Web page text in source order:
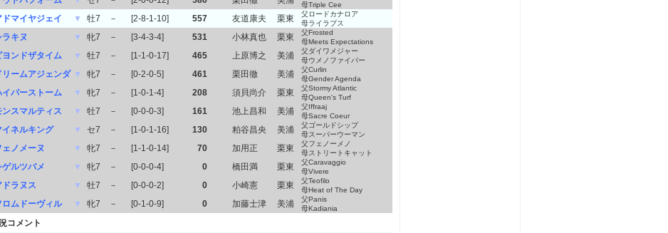
母Triple Cee
ドマイヤジェイ ▼ 牡7 － [2-8-1-10] 557 友道康夫 栗東
父ロードカナロア
母ライラプス
ラキヌ ▼ 牝7 － [3-4-3-4] 531 小林真也 栗東
父Frosted
母Meets Expectations
ヨンドザタイム ▼ 牡7 － [1-1-0-17] 465 上原博之 美浦
父ダイワメジャー
母ウメノファイバー
リームアジェンダ ▼ 牝7 － [0-2-0-5] 461 栗田徹 美浦
父Curlin
母Gender Agenda
イパーストーム ▼ 牝7 － [1-0-1-4] 208 須貝尚介 栗東
父Stormy Atlantic
母Queen's Turf
ンスマルティス ▼ 牡7 － [0-0-0-3] 161 池上昌和 美浦
父Iffraaj
母Sacre Coeur
イネルキング ▼ セ7 － [1-0-1-16] 130 粕谷昌央 美浦
父ゴールドシップ
母スーパーウーマン
ェノメーヌ ▼ 牝7 － [1-1-0-14] 70 加用正 栗東
父フェノーメノ
母ストリートキャット
ゲルツバメ ▼ 牝7 － [0-0-0-4] 0 橋田満 栗東
父Caravaggio
母Vivere
ドラヌス ▼ 牡7 － [0-0-0-2] 0 小崎憲 栗東
父Teofilo
母Heat of The Day
ロムドーヴィル ▼ 牝7 － [0-1-0-9] 0 加藤士津 美浦
父Panis
母Kadiania
コメント